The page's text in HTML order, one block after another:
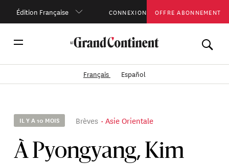
Édition Française CONNEXION OFFRE ABONNEMENT
Français Español
IL Y A 10 MOIS Brèves Asie Orientale
À Pyongyang, Kim